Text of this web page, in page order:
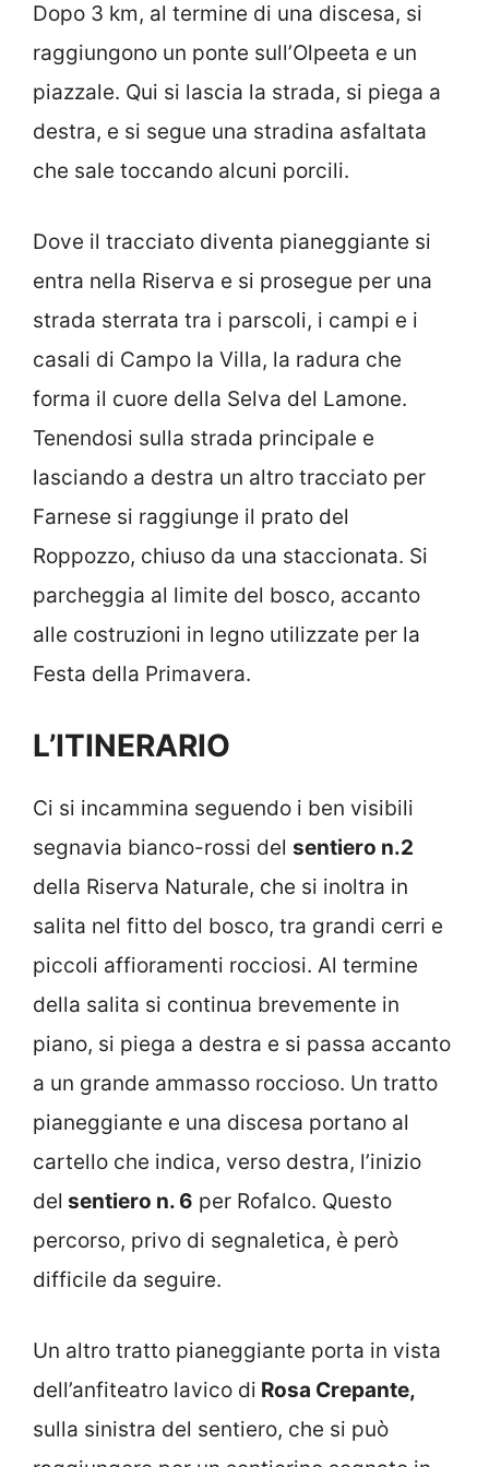
Dopo 3 km, al termine di una discesa, si
raggiungono un ponte sull’Olpeeta e un
piazzale. Qui si lascia la strada, si piega a
destra, e si segue una stradina asfaltata
che sale toccando alcuni porcili.
Dove il tracciato diventa pianeggiante si
entra nella Riserva e si prosegue per una
strada sterrata tra i parscoli, i campi e i
casali di Campo la Villa, la radura che
forma il cuore della Selva del Lamone.
Tenendosi sulla strada principale e
lasciando a destra un altro tracciato per
Farnese si raggiunge il prato del
Roppozzo, chiuso da una staccionata. Si
parcheggia al limite del bosco, accanto
alle costruzioni in legno utilizzate per la
Festa della Primavera.
L’ITINERARIO
Ci si incammina seguendo i ben visibili
segnavia bianco-rossi del sentiero n.2
della Riserva Naturale, che si inoltra in
salita nel fitto del bosco, tra grandi cerri e
piccoli affioramenti rocciosi. Al termine
della salita si continua brevemente in
piano, si piega a destra e si passa accanto
a un grande ammasso roccioso. Un tratto
pianeggiante e una discesa portano al
cartello che indica, verso destra, l’inizio
del sentiero n. 6 per Rofalco. Questo
percorso, privo di segnaletica, è però
difficile da seguire.
Un altro tratto pianeggiante porta in vista
dell’anfiteatro lavico di Rosa Crepante,
sulla sinistra del sentiero, che si può